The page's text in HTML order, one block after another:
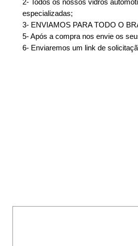
especializadas;
3- ENVIAMOS PARA TODO O
5- Após a compra nos envie os
6- Enviaremos um link de